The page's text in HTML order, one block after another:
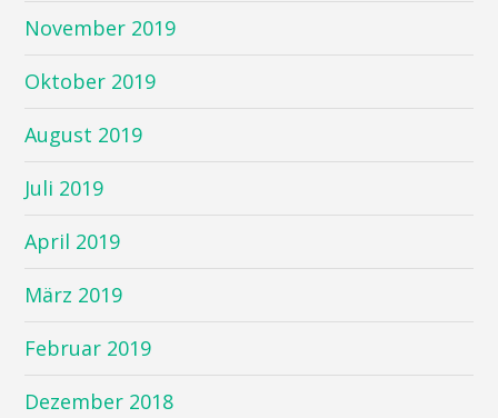
November 2019
Oktober 2019
August 2019
Juli 2019
April 2019
März 2019
Februar 2019
Dezember 2018